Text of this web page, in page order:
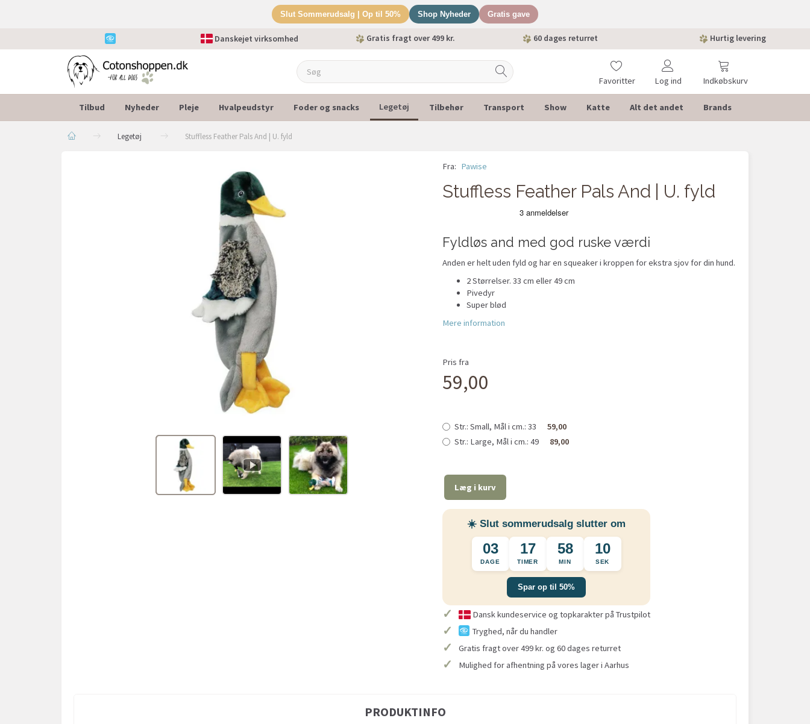
Slut Sommerudsalg | Op til 50% Shop Nyheder Gratis gave
Danskejet virksomhed Gratis fragt over 499 kr. 60 dages returret Hurtig levering
Indkøbskurv
Favoritter Log ind
Tilbud Nyheder Pleje Hvalpeudstyr Foder og snacks Legetøj Tilbehør Transport Show Katte Alt det andet Brands
Legetøj Stuffless Feather Pals And | U. fyld
Fra: Pawise
Stuffless Feather Pals And | U. fyld
Fyldløs and med god ruske værdi
Anden er helt uden fyld og har en squeaker i kroppen for ekstra sjov for din hund.
2 Størrelser. 33 cm eller 49 cm
Pivedyr
Super blød
Mere information
Pris fra
59,00
Str.: Small, Mål i cm.: 33
59,00
Str.: Large, Mål i cm.: 49 89,00
Læg i kurv
☀️ Slut sommerudsalg slutter om
03
DAGE
17
TIMER
58
MIN
09
SEK
Spar op til 50%
✓ Dansk kundeservice og topkarakter på Trustpilot
✓ Tryghed, når du handler
✓ Gratis fragt over 499 kr. og 60 dages returret
✓ Mulighed for afhentning på vores lager i Aarhus
PRODUKTINFO